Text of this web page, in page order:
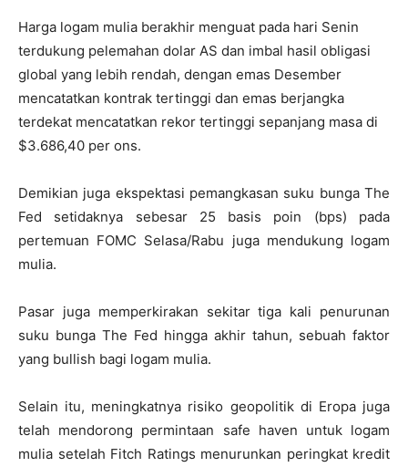
Harga logam mulia berakhir menguat pada hari Senin
terdukung pelemahan dolar AS dan imbal hasil obligasi
global yang lebih rendah, dengan emas Desember
mencatatkan kontrak tertinggi dan emas berjangka
terdekat mencatatkan rekor tertinggi sepanjang masa di
$3.686,40 per ons.
Demikian juga ekspektasi pemangkasan suku bunga The
Fed setidaknya sebesar 25 basis poin (bps) pada
pertemuan FOMC Selasa/Rabu juga mendukung logam
mulia.
Pasar juga memperkirakan sekitar tiga kali penurunan
suku bunga The Fed hingga akhir tahun, sebuah faktor
yang bullish bagi logam mulia.
Selain itu, meningkatnya risiko geopolitik di Eropa juga
telah mendorong permintaan safe haven untuk logam
mulia setelah Fitch Ratings menurunkan peringkat kredit